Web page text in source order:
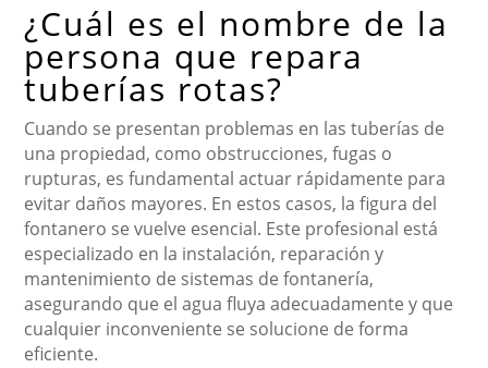
¿Cuál es el nombre de la
persona que repara
tuberías rotas?
Cuando se presentan problemas en las tuberías de
una propiedad, como obstrucciones, fugas o
rupturas, es fundamental actuar rápidamente para
evitar daños mayores. En estos casos, la figura del
fontanero se vuelve esencial. Este profesional está
especializado en la instalación, reparación y
mantenimiento de sistemas de fontanería,
asegurando que el agua fluya adecuadamente y que
cualquier inconveniente se solucione de forma
eficiente.